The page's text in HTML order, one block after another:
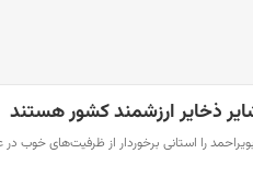
ذخایر ارزشمند کشور هستند
را استانی برخوردار از ظرفیت‌های خوب